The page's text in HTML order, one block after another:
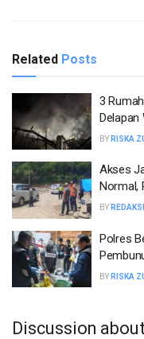
Related Posts
3
Delapan
BY RISKA
Akses
Normal,
BY REDAKSI
Polres
BY RISKA
Discussion